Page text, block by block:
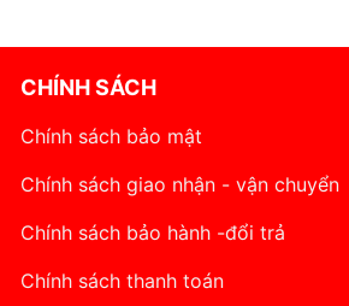
CHÍNH SÁCH
Chính sách bảo mật
Chính sách giao nhận - vận chuyển
Chính sách bảo hành -đổi trả
Chính sách thanh toán